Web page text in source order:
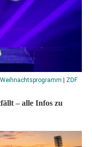
Weihnachtsprogramm | ZDF
– alle Infos zu